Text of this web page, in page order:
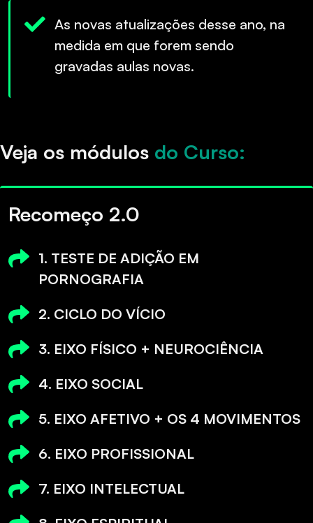
As novas atualizações desse ano, na
medida em que forem sendo
gravadas aulas novas.
Veja os módulos do Curso:
Recomeço 2.0
1. TESTE DE ADIÇÃO EM
PORNOGRAFIA
2. CICLO DO VÍCIO
3. EIXO FÍSICO + NEUROCIÊNCIA
4. EIXO SOCIAL
5. EIXO AFETIVO + OS 4 MOVIMENTOS
6. EIXO PROFISSIONAL
7. EIXO INTELECTUAL